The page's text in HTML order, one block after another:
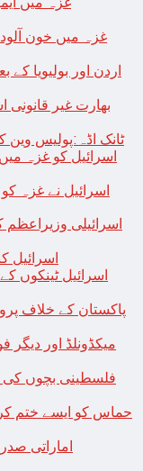
غزہ میں خون
اردن اور بولیویا کے
بھارت غیر
ٹانک اڈہ:پولیس وین
اسرائیل کو غزہ
اسرائیلی
اسرائیل
اسرائیل
پاکستان کے خلاف
میکڈونلڈ اور
فلسطینی بچوں کی
حماس کو ایسے ختم
اماراتی